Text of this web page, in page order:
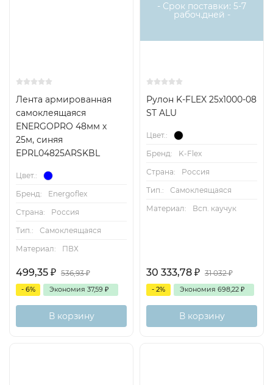
Лента армированная
самоклеящаяся
ENERGOPRO 48мм х
25м, синяя
EPRL04825ARSKBL
Цвет.:
Бренд:
Energoflex
Страна:
Россия
Тип.:
Самоклеящаяся
Материал:
ПВХ
499,35 ₽ 536,93₽
- 6% Экономия 37,59 ₽
В корзину
- Срок поставки: 5-7
рабоч.дней -
Рулон K-FLEX 25x1000-08
ST ALU
Цвет.:
Бренд:
K-Flex
Страна:
Россия
Тип.:
Самоклеящаяся
Материал:
Всп. каучук
30 333,78 ₽ 31 032₽
- 2% Экономия 698,22 ₽
В корзину